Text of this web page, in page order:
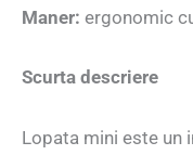
Maner: ergonomic
Scurta descriere
Lopata mini este un